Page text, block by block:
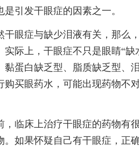
是引发干眼症的因素之一。
症与缺少泪液有关，那么，
实际上，干眼症不只是眼睛“
黏蛋白缺乏型、脂质缺乏型、
购买眼药水，可能出现药物不
床上治疗干眼症的药物有很
。如果怀疑自己有干眼症，正